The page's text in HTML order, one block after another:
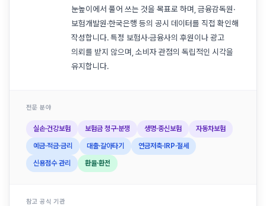
눈높이에서 풀어 쓰는 것을 목표로 하며, 금융감독원·
보험개발원·한국은행 등의 공시 데이터를 직접 확인해
작성합니다. 특정 보험사·금융사의 후원이나 광고
의뢰를 받지 않으며, 소비자 관점의 독립적인 시각을
유지합니다.
전문 분야
실손·건강보험 보험금 청구·분쟁 생명·종신보험 자동차보험
예금·적금·금리 대출·갈아타기 연금저축·IRP·절세
신용점수 관리 환율·환전
참고 공식 기관